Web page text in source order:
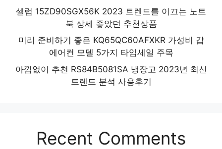
셀럽 15ZD90SGX56K 2023 트렌드를 이끄는 노트
북 상세 좋았던 추천상품
미리 준비하기 좋은 KQ65QC60AFXKR 가성비 갑
에어컨 모델 5가지 타임세일 주목
아낌없이 추천 RS84B5081SA 냉장고 2023년 최신
트렌드 분석 사용후기
Recent Comments